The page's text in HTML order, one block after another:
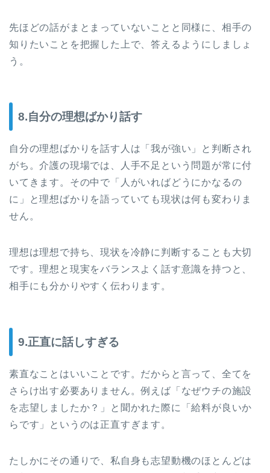
先ほどの話がまとまっていないことと同様に、相手の
知りたいことを把握した上で、答えるようにしましょ
う。
8.自分の理想ばかり話す
自分の理想ばかりを話す人は「我が強い」と判断され
がち。介護の現場では、人手不足という問題が常に付
いてきます。その中で「人がいればどうにかなるの
に」と理想ばかりを語っていても現状は何も変わりま
せん。
理想は理想で持ち、現状を冷静に判断することも大切
です。理想と現実をバランスよく話す意識を持つと、
相手にも分かりやすく伝わります。
9.正直に話しすぎる
素直なことはいいことです。だからと言って、全てを
さらけ出す必要ありません。例えば「なぜウチの施設
を志望しましたか？」と聞かれた際に「給料が良いか
らです」というのは正直すぎます。
たしかにその通りで、私自身も志望動機のほとんどは